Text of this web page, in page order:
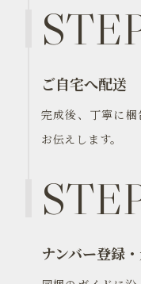
ご自宅へ配送
完成後、丁寧に
お伝えします。
ナンバー登録